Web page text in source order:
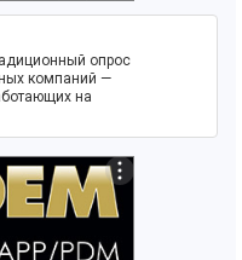
опрос
компаний —
на